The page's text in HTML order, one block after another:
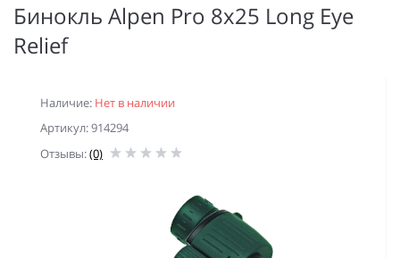
Бинокль Alpen Pro 8х25 Long Eye
Relief
Наличие: Нет в наличии
Артикул: 914294
Отзывы:(0)